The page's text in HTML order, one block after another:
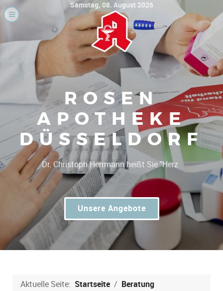
Samstag, 08. August 2026
ROSEN
APOTHEKE
DÜSSELDORF
G|
Unsere Angebote
Aktuelle Seite: Startseite
Beratung